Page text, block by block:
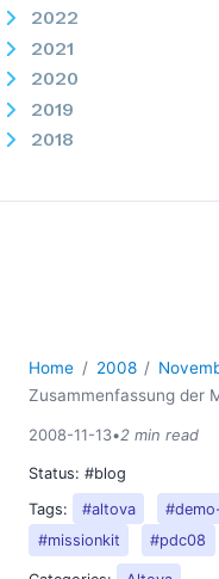
2022
2021
2020
2019
2018
2016
2010
2008
03
04
05
06
Home 2008
Zusammenfassung der
2008-11-13•2 min read
Status: #blog
Tags:
#altova
#missionkit
#pdc08